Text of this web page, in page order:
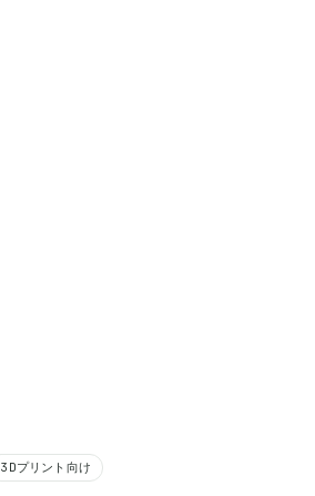
3Dプリント向け